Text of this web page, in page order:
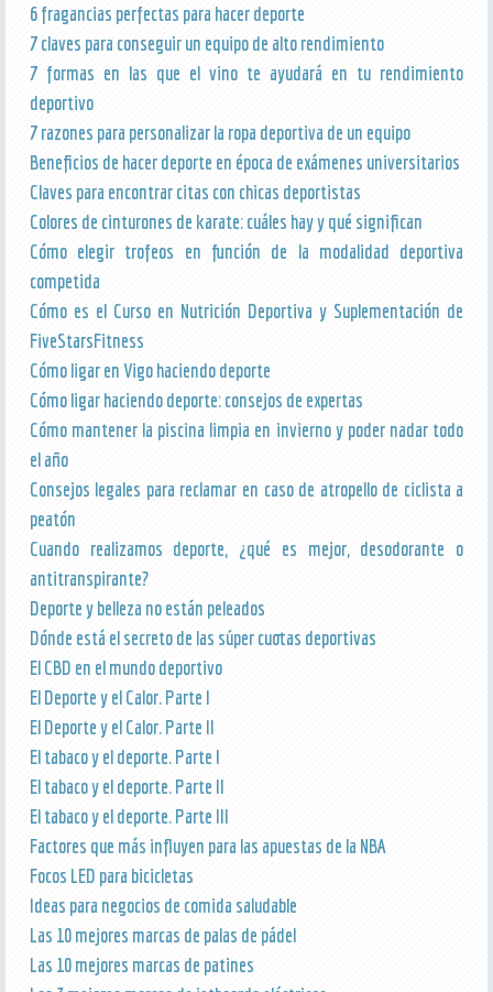
6 fragancias perfectas para hacer deporte
7 claves para conseguir un equipo de alto rendimiento
7 formas en las que el vino te ayudará en tu rendimiento
deportivo
7 razones para personalizar la ropa deportiva de un equipo
Beneficios de hacer deporte en época de exámenes universitarios
Claves para encontrar citas con chicas deportistas
Colores de cinturones de karate: cuáles hay y qué significan
Cómo elegir trofeos en función de la modalidad deportiva
competida
Cómo es el Curso en Nutrición Deportiva y Suplementación de
FiveStarsFitness
Cómo ligar en Vigo haciendo deporte
Cómo ligar haciendo deporte: consejos de expertas
Cómo mantener la piscina limpia en invierno y poder nadar todo
el año
Consejos legales para reclamar en caso de atropello de ciclista a
peatón
Cuando realizamos deporte, ¿qué es mejor, desodorante o
antitranspirante?
Deporte y belleza no están peleados
Dónde está el secreto de las súper cuotas deportivas
El CBD en el mundo deportivo
El Deporte y el Calor. Parte I
El Deporte y el Calor. Parte II
El tabaco y el deporte. Parte I
El tabaco y el deporte. Parte II
El tabaco y el deporte. Parte III
Factores que más influyen para las apuestas de la NBA
Focos LED para bicicletas
Ideas para negocios de comida saludable
Las 10 mejores marcas de palas de pádel
Las 10 mejores marcas de patines